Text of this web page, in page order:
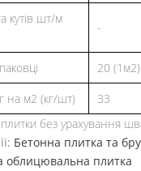
кутів шт/м
-
20 (1м2)
на м2 (кг/шт)
33
без урахування
Бетонна плитка та
облицювальна плитка